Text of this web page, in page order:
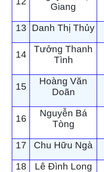
Giang
13 Danh Thị Thủy
14
Tưởng Thanh
Tình
15
Hoàng Văn
Doãn
16
Nguyễn Bá
Tòng
17 Chu Hữu Ngà
18 Lê Đình Long